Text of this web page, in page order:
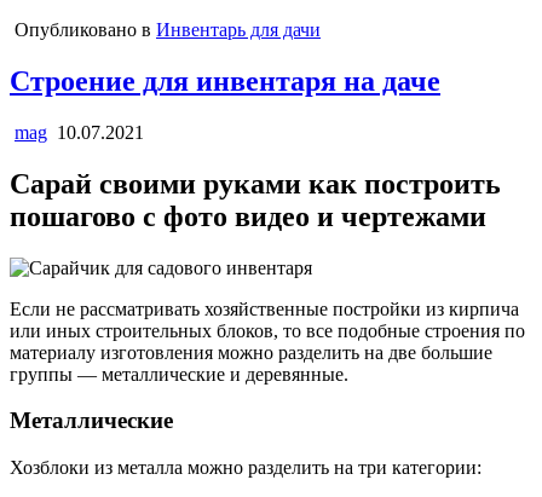
Опубликовано в Инвентарь для дачи
Строение для инвентаря на даче
mag 10.07.2021
Сарай своими руками как построить
пошагово с фото видео и чертежами
Если не рассматривать хозяйственные постройки из кирпича
или иных строительных блоков, то все подобные строения по
материалу изготовления можно разделить на две большие
группы — металлические и деревянные.
Металлические
Хозблоки из металла можно разделить на три категории: